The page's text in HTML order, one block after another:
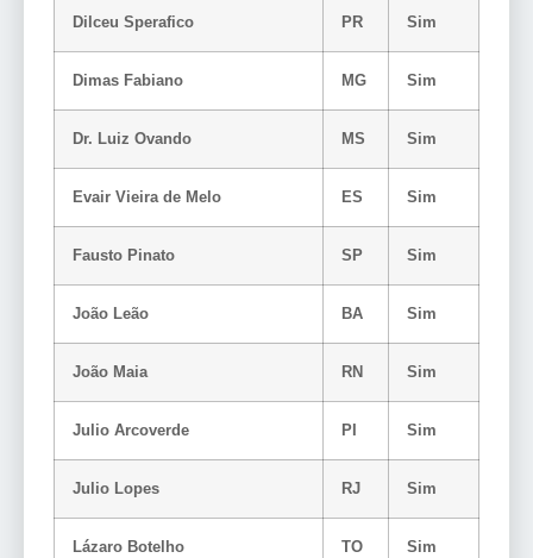
Dilceu Sperafico PR Sim
Dimas Fabiano MG Sim
Dr. Luiz Ovando MS Sim
Evair Vieira de Melo ES Sim
Fausto Pinato SP Sim
João Leão BA Sim
João Maia RN Sim
Julio Arcoverde PI Sim
Julio Lopes RJ Sim
Lázaro Botelho TO Sim